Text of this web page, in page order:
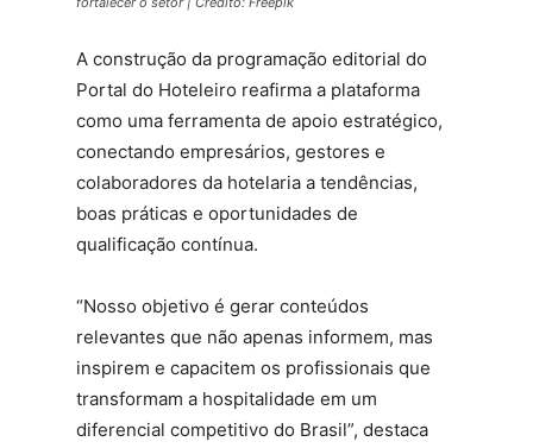
A construção da programação editorial do
Portal do Hoteleiro reafirma a plataforma
como uma ferramenta de apoio estratégico,
conectando empresários, gestores e
colaboradores da hotelaria a tendências,
boas práticas e oportunidades de
qualificação contínua.
“Nosso objetivo é gerar conteúdos
relevantes que não apenas informem, mas
inspirem e capacitem os profissionais que
transformam a hospitalidade em um
diferencial competitivo do Brasil”, destaca